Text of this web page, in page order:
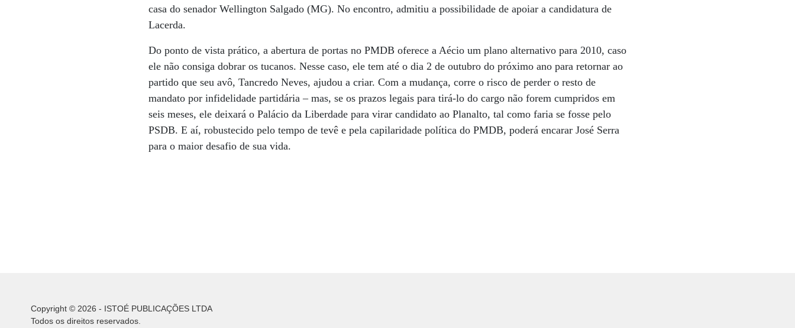
casa do senador Wellington Salgado (MG). No encontro, admitiu a possibilidade de apoiar a candidatura de
Lacerda.
Do ponto de vista prático, a abertura de portas no PMDB oferece a Aécio um plano alternativo para 2010, caso
ele não consiga dobrar os tucanos. Nesse caso, ele tem até o dia 2 de outubro do próximo ano para retornar ao
partido que seu avô, Tancredo Neves, ajudou a criar. Com a mudança, corre o risco de perder o resto de
mandato por infidelidade partidária – mas, se os prazos legais para tirá-lo do cargo não forem cumpridos em
seis meses, ele deixará o Palácio da Liberdade para virar candidato ao Planalto, tal como faria se fosse pelo
PSDB. E aí, robustecido pelo tempo de tevê e pela capilaridade política do PMDB, poderá encarar José Serra
para o maior desafio de sua vida.
Copyright © 2026 - ISTOÉ PUBLICAÇÕES LTDA
Todos os direitos reservados.